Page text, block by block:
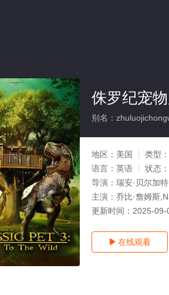
侏罗纪宠
别名：
地区： 美国 类型：
语言： 英语 状态：
导演： 瑞安·贝尔加
主演： 乔比·詹姆斯
更新时间： 2025-09-
 在线观看